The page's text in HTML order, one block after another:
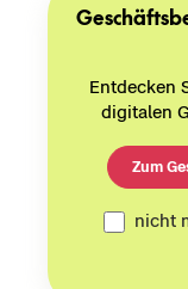
Entdecken
digitalen
Zum
nicht